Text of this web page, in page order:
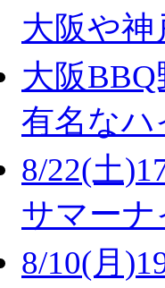
大阪や神
大阪
有名なハ
8/22(土
サマーナ
8/10(月